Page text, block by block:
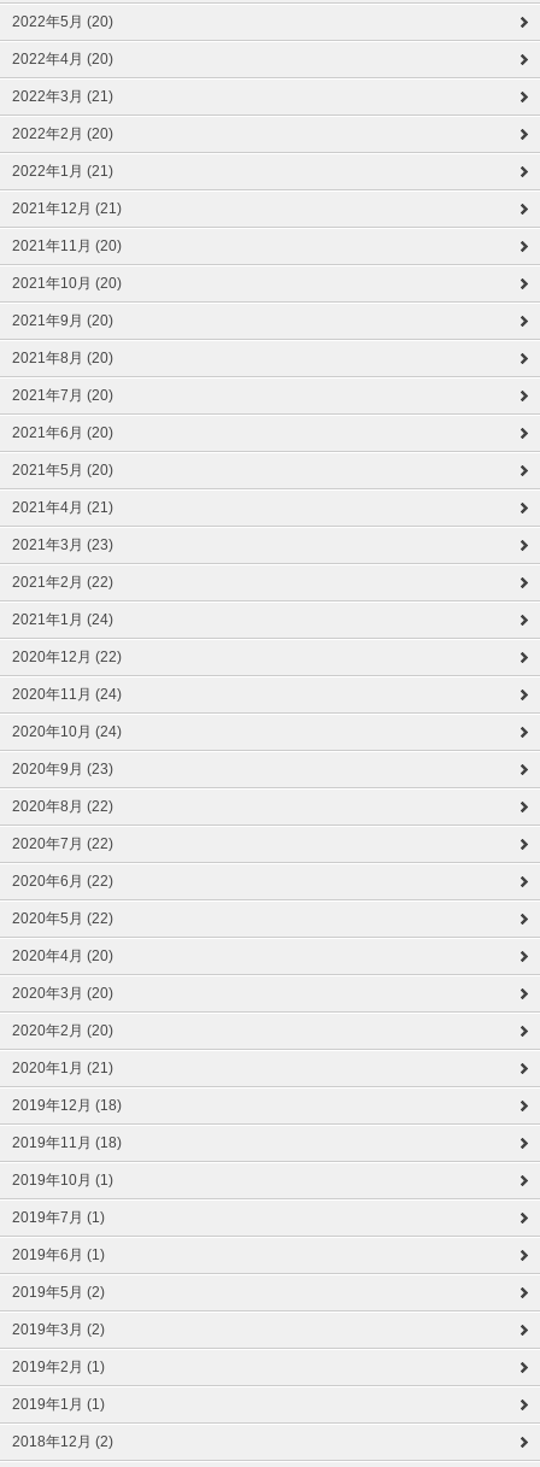
2022年5月 (20)
2022年4月 (20)
2022年3月 (21)
2022年2月 (20)
2022年1月 (21)
2021年12月 (21)
2021年11月 (20)
2021年10月 (20)
2021年9月 (20)
2021年8月 (20)
2021年7月 (20)
2021年6月 (20)
2021年5月 (20)
2021年4月 (21)
2021年3月 (23)
2021年2月 (22)
2021年1月 (24)
2020年12月 (22)
2020年11月 (24)
2020年10月 (24)
2020年9月 (23)
2020年8月 (22)
2020年7月 (22)
2020年6月 (22)
2020年5月 (22)
2020年4月 (20)
2020年3月 (20)
2020年2月 (20)
2020年1月 (21)
2019年12月 (18)
2019年11月 (18)
2019年10月 (1)
2019年7月 (1)
2019年6月 (1)
2019年5月 (2)
2019年3月 (2)
2019年2月 (1)
2019年1月 (1)
2018年12月 (2)